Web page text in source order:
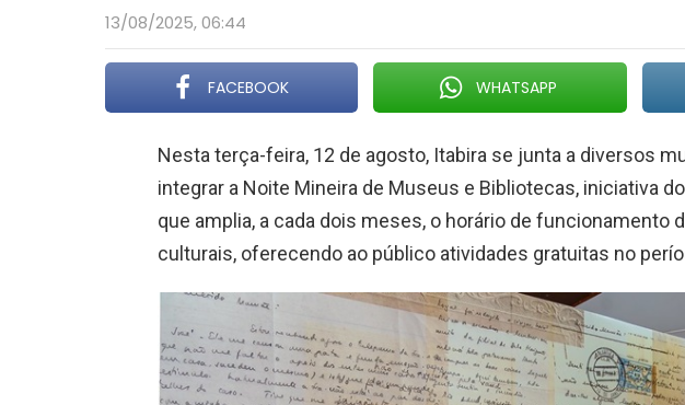
13/08/2025, 06:44
FACEBOOK WHATSAPP
Nesta terça-feira, 12 de agosto, Itabira se junta a diversos
integrar a Noite Mineira de Museus e Bibliotecas, iniciativa
que amplia, a cada dois meses, o horário de funcionamento
culturais, oferecendo ao público atividades gratuitas no